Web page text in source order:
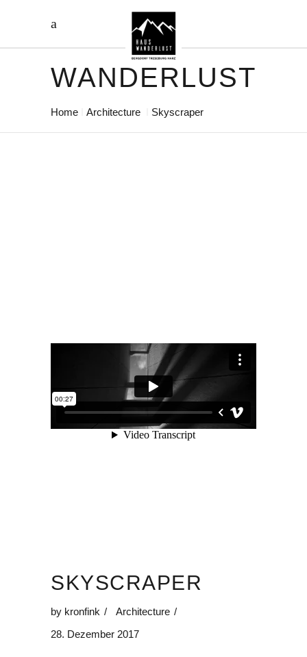
WANDERLUST
Home Architecture Skyscraper
SKYSCRAPER
by kronfink
Architecture
28. Dezember 2017